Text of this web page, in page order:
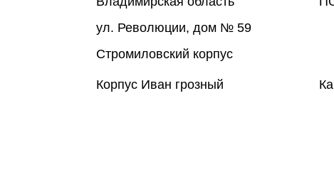
ул. Революции, дом № 59
Стромиловский корпус
Корпус Иван грозный